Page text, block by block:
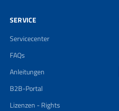
SERVICE
Servicecenter
FAQs
Anleitungen
B2B-Portal
Lizenzen - Rights